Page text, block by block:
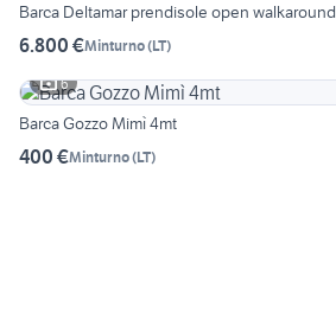
Barca Deltamar prendisole open walkaround
6.800 €Minturno(LT)
6
Barca Gozzo Mimì 4mt
400 €Minturno(LT)